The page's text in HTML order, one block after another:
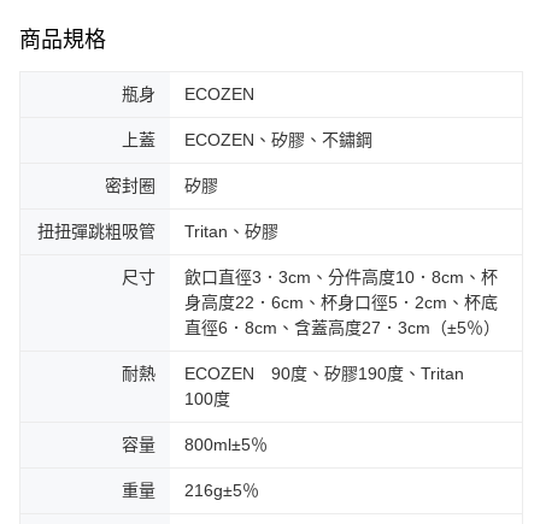
商品規格
瓶身 ECOZEN
上蓋 ECOZEN、矽膠、不鏽鋼
密封圈 矽膠
扭扭彈跳粗吸管 Tritan、矽膠
尺寸
飲口直徑3．3cm、分件高度10．8cm、杯
身高度22．6cm、杯身口徑5．2cm、杯底
直徑6．8cm、含蓋高度27．3cm（±5％）
耐熱
ECOZEN 90度、矽膠190度、Tritan
100度
容量 800ml±5％
重量 216g±5％